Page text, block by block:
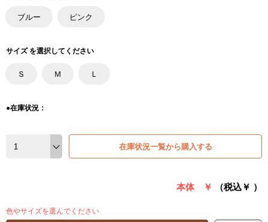
ブルー ピンク
サイズ を選択してください
Ｓ Ｍ Ｌ
●在庫状況：
在庫状況一覧から購入する
本体 ￥ （税込￥ ）
色やサイズを選んでください